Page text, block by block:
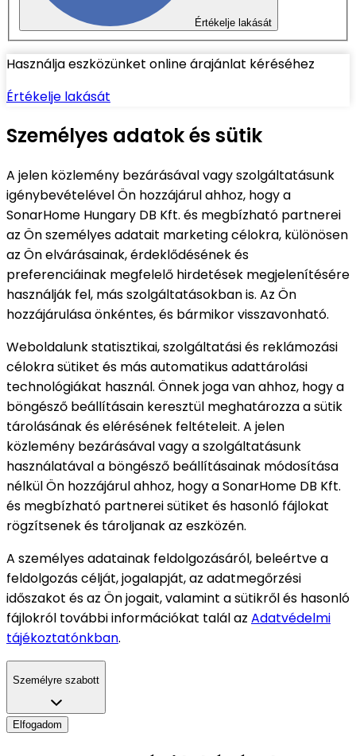
Értékelje lakását
Használja eszközünket online árajánlat kéréséhez
Értékelje lakását
Személyes adatok és sütik
A jelen közlemény bezárásával vagy szolgáltatásunk
igénybevételével Ön hozzájárul ahhoz, hogy a
SonarHome Hungary DB Kft. és megbízható partnerei
az Ön személyes adatait marketing célokra, különösen
az Ön elvárásainak, érdeklődésének és
preferenciáinak megfelelő hirdetések megjelenítésére
használják fel, más szolgáltatásokban is. Az Ön
hozzájárulása önkéntes, és bármikor visszavonható.
Weboldalunk statisztikai, szolgáltatási és reklámozási
célokra sütiket és más automatikus adattárolási
technológiákat használ. Önnek joga van ahhoz, hogy a
böngésző beállításain keresztül meghatározza a sütik
tárolásának és elérésének feltételeit. A jelen
közlemény bezárásával vagy a szolgáltatásunk
használatával a böngésző beállításainak módosítása
nélkül Ön hozzájárul ahhoz, hogy a SonarHome DB Kft.
és megbízható partnerei sütiket és hasonló fájlokat
rögzítsenek és tároljanak az eszközén.
A személyes adatainak feldolgozásáról, beleértve a
feldolgozás célját, jogalapját, az adatmegőrzési
időszakot és az Ön jogait, valamint a sütikről és hasonló
fájlokról további információkat talál az Adatvédelmi
tájékoztatónkban.
Személyre szabott
Elfogadom